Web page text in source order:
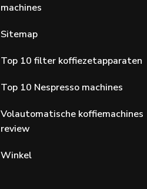
machines
Sitemap
Top 10 filter koffiezetapparaten
Top 10 Nespresso machines
Volautomatische koffiemachines
review
Winkel